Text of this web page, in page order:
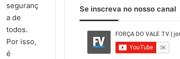
seguranç
a de
todos.
Por isso,
é
Se inscreva no nosso canal